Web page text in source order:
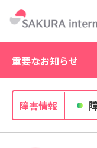
重要なお知らせ
2026/07/27
独自ドメイン、SSL
障害情報